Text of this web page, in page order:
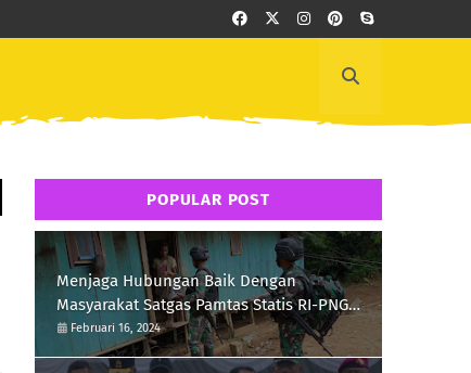
POPULAR POST
Menjaga Hubungan Baik Dengan
Masyarakat Satgas Pamtas Statis RI-PNG
Yonif 111/KB Melaksanakan Silaturrahmi
Februari 16, 2024